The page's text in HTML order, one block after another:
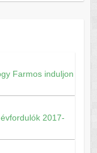
Farmos induljon
2017-